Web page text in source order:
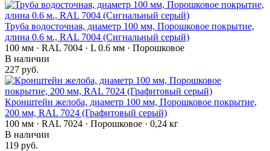
Труба водосточная, диаметр 100 мм, Порошковое покрытие,
длина 0.6 м., RAL 7004 (Сигнальный серый)
100 мм · RAL 7004 · L 0.6 мм · Порошковое
В наличии
227 руб.
Кронштейн желоба, диаметр 100 мм, Порошковое покрытие,
200 мм, RAL 7024 (Графитовый серый)
100 мм · RAL 7024 · Порошковое · 0,24 кг
В наличии
119 руб.